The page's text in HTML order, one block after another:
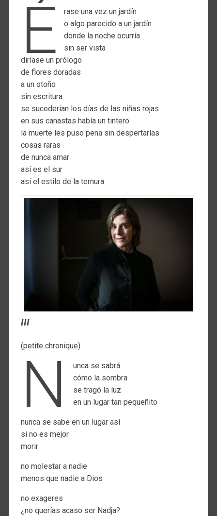
é
rase una vez un jardín
o algo parecido a un jardín
donde la noche ocurría
sin ser vista
diríase un prólogo
de flores doradas
a un otoño
sin escritura
se sucederían los días de las niñas rojas
en sus canastas había un tintero
la muerte les puso pena sin despertarlas
cosas raras
de nunca amar
así es el sur
así el estilo de la ternura.
III
(petite chronique)
n
unca se sabrá
cómo la sombra
se tragó la luz
en un lugar tan pequeñito
nunca se sabe en un lugar así
si no es mejor
morir
no molestar a nadie
menos que nadie a Dios
no exageres
¿no querías acaso ser Nadja?